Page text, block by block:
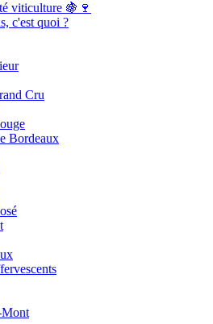
viticulture 🍇🍷
c'est quoi ?
Cru
Bordeaux
Mont